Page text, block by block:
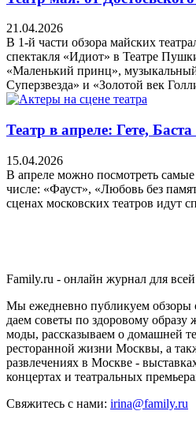
21.04.2026
В 1-й части обзора майских
спектакля «Идиот» в Театре
«Маленький принц»,
Суперзвезда» и «Золотой век
Театр в апреле: Гете,
15.04.2026
В апреле можно посмотреть
числе: «Фауст», «Любовь без
сценах московских театров идут
Family.ru - онлайн журнал для
Мы ежедневно публикуем обзоры
даем советы по здоровому
моды, рассказываем о домашней
ресторанной жизни Москвы, а
развлечениях в Москве -
концертах и театральных
Свяжитесь с нами: irina@family.ru